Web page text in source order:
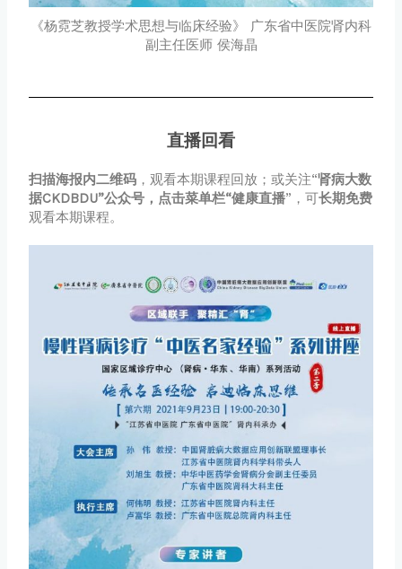
《杨霓芝教授学术思想与临床经验》 广东省中医院肾内科
副主任医师 侯海晶
直播回看
扫描海报内二维码 ，观看本期课程回放；或关注“肾病大数
据CKDBDU”公众号，点击菜单栏“健康直播”，可长期免费
观看本期课程。